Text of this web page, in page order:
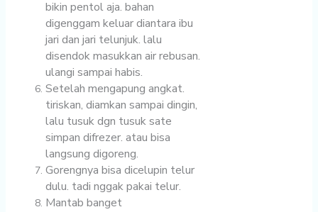
bikin pentol aja. bahan
digenggam keluar diantara ibu
jari dan jari telunjuk. lalu
disendok masukkan air rebusan.
ulangi sampai habis.
Setelah mengapung angkat.
tiriskan, diamkan sampai dingin,
lalu tusuk dgn tusuk sate
simpan difrezer. atau bisa
langsung digoreng.
Gorengnya bisa dicelupin telur
dulu. tadi nggak pakai telur.
Mantab banget